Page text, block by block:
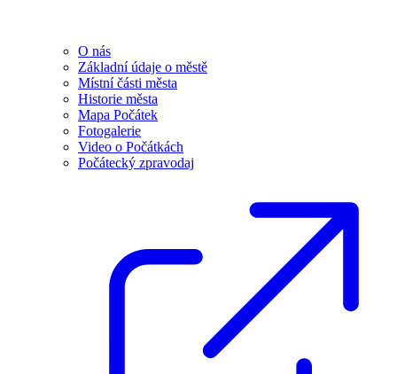
O nás
Základní údaje o městě
Místní části města
Historie města
Mapa Počátek
Fotogalerie
Video o Počátkách
Počátecký zpravodaj